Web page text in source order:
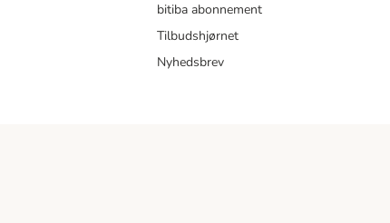
bitiba abonnement
Tilbudshjørnet
Nyhedsbrev